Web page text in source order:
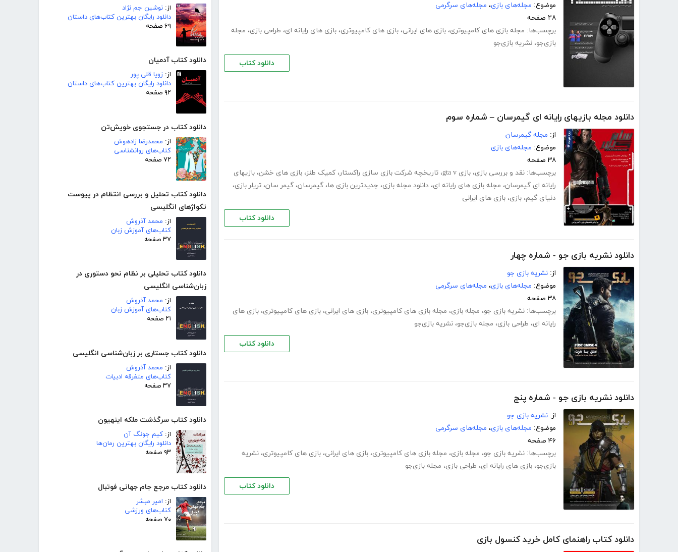
از: نوشین جم نژاد
دانلود رایگان بهترین کتاب‌های داستان
۶۹ صفحه
دانلود کتاب آدمیان
از: زویا قلی پور
دانلود رایگان بهترین کتاب‌های داستان
۹۲ صفحه
دانلود کتاب در جستجوی خویش‌تن
از: محمدرضا زادهوش
کتاب‌های روانشناسی
۷۲ صفحه
دانلود کتاب تحلیل و بررسی انتظام در پیوست
تکواژهای انگلیسی
از: محمد آذروش
کتاب‌های آموزش زبان
۳۷ صفحه
دانلود کتاب تحلیلی بر نظام نحو دستوری در
زبان‌شناسی انگلیسی
از: محمد آذروش
کتاب‌های آموزش زبان
۲۱ صفحه
دانلود کتاب جستاری بر زبان‌شناسی انگلیسی
از: محمد آذروش
کتاب‌های متفرقه ادبیات
۳۷ صفحه
دانلود کتاب سرگذشت ملکه اینهیون
از: کیم جونگ آن
دانلود رایگان بهترین رمان‌ها
۹۳ صفحه
دانلود کتاب مرجع جام جهانی فوتبال
از: امیر مبشر
کتاب‌های ورزشی
۷۰ صفحه
موضوع: مجله‌های بازی، مجله‌های سرگرمی
۲۸ صفحه
برچسب‌ها: مجله بازی های کامپیوتری، بازی های ایرانی، بازی های کامپیوتری، بازی های رایانه ای، طراحی بازی، مجله
بازی‌جو، نشریه بازی‌جو
دانلود کتاب
دانلود مجله بازیهای رایانه ای گیمرسان – شماره سوم
از: مجله گیمرسان
موضوع: مجله‌های بازی
۳۸ صفحه
برچسب‌ها: نقد و بررسی بازی، بازی gta v ، تاریخچه شرکت بازی سازی راکستار، کمیک طنز، بازی های خشن، بازیهای
رایانه ای گیمرسان، مجله بازی های رایانه ای، دانلود مجله بازی، جدیدترین بازی ها، گیمرسان، گیمر سان، تریلر بازی،
دنیای گیم، بازی، بازی های ایرانی
دانلود کتاب
دانلود نشریه بازی جو - شماره چهار
از: نشریه بازی جو
موضوع: مجله‌های بازی، مجله‌های سرگرمی
۳۸ صفحه
برچسب‌ها: نشریه بازی جو، مجله بازی، مجله بازی های کامپیوتری، بازی های ایرانی، بازی های کامپیوتری، بازی های
رایانه ای، طراحی بازی، مجله بازی‌جو، نشریه بازی‌جو
دانلود کتاب
دانلود نشریه بازی جو - شماره پنج
از: نشریه بازی جو
موضوع: مجله‌های بازی، مجله‌های سرگرمی
۴۶ صفحه
برچسب‌ها: نشریه بازی جو، مجله بازی، مجله بازی های کامپیوتری، بازی های ایرانی، بازی های کامپیوتری، نشریه
بازی‌جو، بازی های رایانه ای، طراحی بازی، مجله بازی‌جو
دانلود کتاب
دانلود کتاب راهنمای کامل خرید کنسول بازی